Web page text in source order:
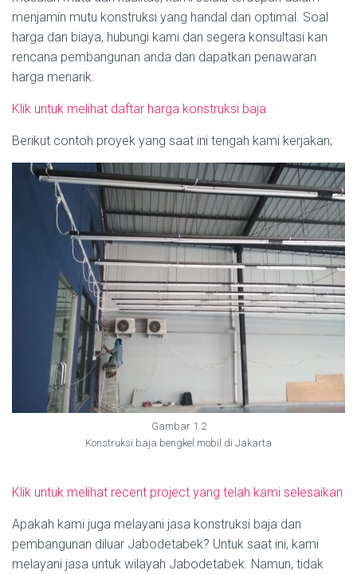
menjamin mutu konstruksi yang handal dan optimal. Soal
harga dan biaya, hubungi kami dan segera konsultasi kan
rencana pembangunan anda dan dapatkan penawaran
harga menarik.
Klik untuk melihat daftar harga konstruksi baja
Berikut contoh proyek yang saat ini tengah kami kerjakan;
Gambar 1.2
Konstruksi baja bengkel mobil di Jakarta
Klik untuk melihat recent project yang telah kami selesaikan
Apakah kami juga melayani jasa konstruksi baja dan
pembangunan diluar Jabodetabek? Untuk saat ini, kami
melayani jasa untuk wilayah Jabodetabek. Namun, tidak